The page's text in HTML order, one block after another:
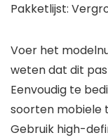
Pakketlijst:
Voer het
weten dat dit
Eenvoudig te
soorten mobiele
Gebruik high-